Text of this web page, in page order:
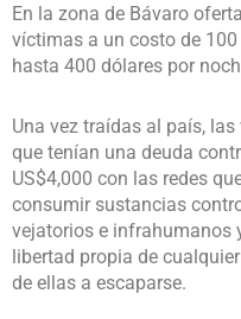
En la zona de Bávaro
víctimas a un costo de
hasta 400 dólares por
Una vez traídas al país,
que tenían una deuda
US$4,000 con las redes
consumir sustancias
vejatorios e infrahumanos
libertad propia de
de ellas a escaparse.